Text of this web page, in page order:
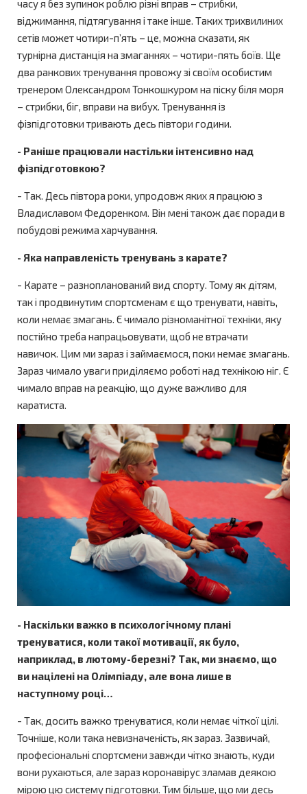
часу я без зупинок роблю різні вправ – стрибки,
віджимання, підтягування і таке інше. Таких трихвилиних
сетів может чотири-п’ять – це, можна сказати, як
турнірна дистанція на змаганнях – чотири-пять боїв. Ще
два ранкових тренування провожу зі своїм особистим
тренером Олександром Тонкошкуром на піску біля моря
– стрибки, біг, вправи на вибух. Тренування із
фізпідготовки тривають десь півтори години.
- Раніше працювали настільки інтенсивно над
фізпідготовкою?
- Так. Десь півтора роки, упродовж яких я працюю з
Владиславом Федоренком. Він мені також дає поради в
побудові режима харчування.
- Яка направленість тренувань з карате?
- Карате – разнопланований вид спорту. Тому як дітям,
так і продвинутим спортсменам є що тренувати, навіть,
коли немає змагань. Є чимало різноманітної техніки, яку
постійно треба напрацьовувати, щоб не втрачати
навичок. Цим ми зараз і займаємося, поки немає змагань.
Зараз чимало уваги приділяємо роботі над технікою ніг. Є
чимало вправ на реакцію, що дуже важливо для
каратиста.
- Наскільки важко в психологічному плані
тренуватися, коли такої мотивації, як було,
наприклад, в лютому-березні? Так, ми знаємо, що
ви націлені на Олімпіаду, але вона лише в
наступному році…
- Так, досить важко тренуватися, коли немає чіткої цілі.
Точніше, коли така невизначеність, як зараз. Зазвичай,
професіональні спортсмени завжди чітко знають, куди
вони рухаються, але зараз коронавірус зламав деякою
мірою цю систему підготовки. Тим більше, що ми десь